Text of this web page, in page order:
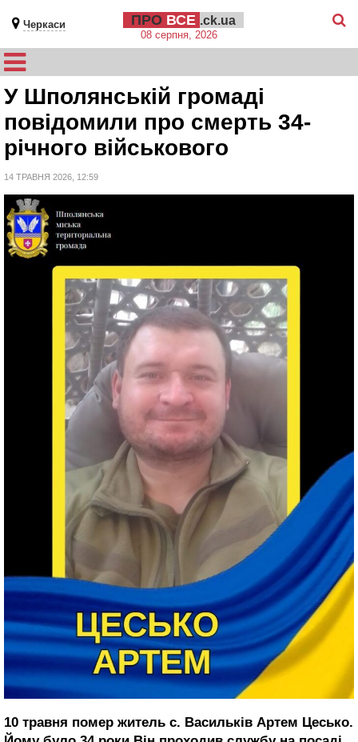
Черкаси ПРО ВСЕ .ck.ua
08 серпня, 2026
У Шполянській громаді
повідомили про смерть 34-
річного військового
14 ТРАВНЯ 2026, 12:59
10 травня помер житель с. Васильків Артем Цесько.